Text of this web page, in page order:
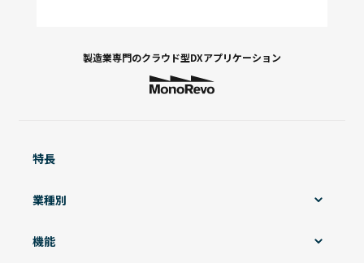
製造業専門のクラウド型DXアプリケーション
特長
業種別
機能